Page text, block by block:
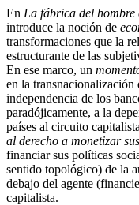
En La fábrica del hombre
introduce la noción de
transformaciones que la
estructurante de las
En ese marco, un
en la
independencia de los
paradójicamente, a la
países al circuito
al derecho a monetizar
financiar sus políticas
sentido topológico) de la
debajo del agente
capitalista.